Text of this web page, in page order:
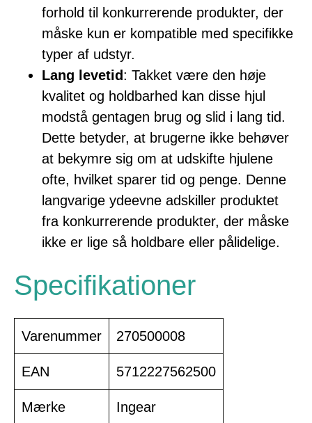
forhold til konkurrerende produkter, der
måske kun er kompatible med specifikke
typer af udstyr.
Lang levetid: Takket være den høje
kvalitet og holdbarhed kan disse hjul
modstå gentagen brug og slid i lang tid.
Dette betyder, at brugerne ikke behøver
at bekymre sig om at udskifte hjulene
ofte, hvilket sparer tid og penge. Denne
langvarige ydeevne adskiller produktet
fra konkurrerende produkter, der måske
ikke er lige så holdbare eller pålidelige.
Specifikationer
Varenummer 270500008
EAN 5712227562500
Mærke Ingear